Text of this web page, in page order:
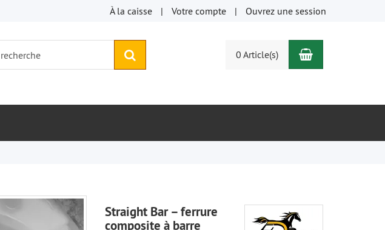
À la caisse Votre compte Ouvrez une session
0 Article(s) Panier
Straight Bar – ferrure
composite à barre